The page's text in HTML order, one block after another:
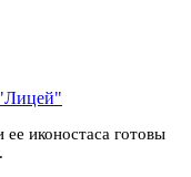
иконостаса готовы